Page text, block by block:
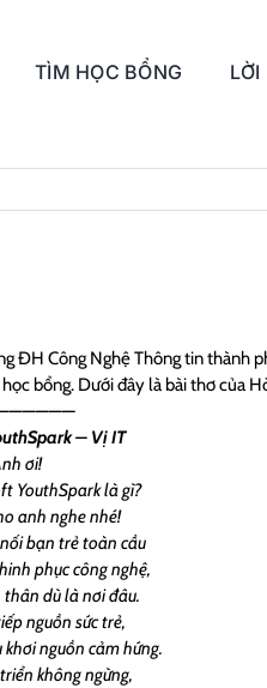
TÌM HỌC BỔNG LỜI
ĐH Công Nghệ Thông tin thành
bổng. Dưới đây là bài thơ của
– Vị IT
ơi!
YouthSpark là gì?
anh nghe nhé!
bạn trẻ toàn cầu
phục công nghệ,
dù là nơi đâu.
nguồn sức trẻ,
nguồn cảm hứng.
không ngừng,